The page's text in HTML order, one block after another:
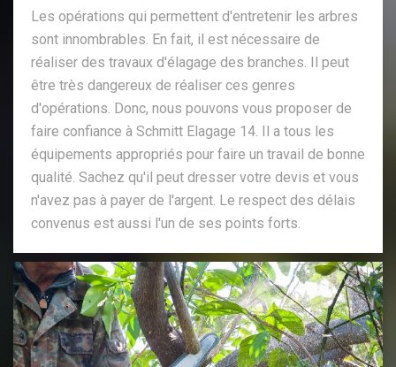
Les opérations qui permettent d'entretenir les arbres
sont innombrables. En fait, il est nécessaire de
réaliser des travaux d'élagage des branches. Il peut
être très dangereux de réaliser ces genres
d'opérations. Donc, nous pouvons vous proposer de
faire confiance à Schmitt Elagage 14. Il a tous les
équipements appropriés pour faire un travail de bonne
qualité. Sachez qu'il peut dresser votre devis et vous
n'avez pas à payer de l'argent. Le respect des délais
convenus est aussi l'un de ses points forts.